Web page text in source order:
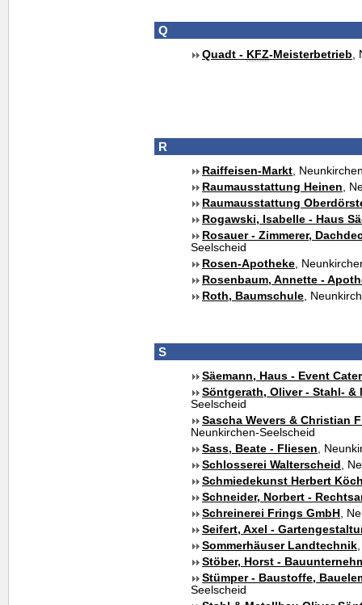
Q
Quadt - KFZ-Meisterbetrieb,
R
Raiffeisen-Markt,
Raumausstattung Heinen,
Raumausstattung
Rogawski, Isabelle - Haus
Rosauer - Zimmerer,
Seelscheid
Rosen-Apotheke,
Rosenbaum, Annette -
Roth, Baumschule,
S
Säemann, Haus - Event
Söntgerath, Oliver - Stahl- &
Seelscheid
Sascha Wevers & Christian
Neunkirchen-Seelscheid
Sass, Beate - Fliesen,
Schlosserei Walterscheid ,
Schmiedekunst Herbert
Schneider, Norbert -
Schreinerei Frings GmbH ,
Seifert, Axel -
Sommerhäuser Landtechnik
Stöber, Horst -
Stümper - Baustoffe,
Seelscheid